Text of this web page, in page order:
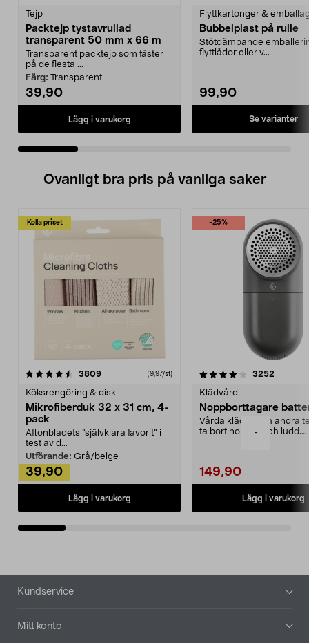
-
Tejp
Packtejp tystavrullad
transparent 50 mm x 66 m
Transparent packtejp som fäster
på de flesta ...
Färg: Transparent
39,90
Lägg i varukorg
Flyttkartonger &
Bubbelplast på rulle
Stötdämpande
flyttlådor eller v...
99,90
Se varianter
Ovanligt bra pris på vanliga saker
Kolla priset
3809recensioner (9,97/st)
Köksrengöring & disk
Mikrofiberduk 32 x 31 cm, 4-
pack
Aftonbladets "självklara favorit” i
test av d...
Utförande: Grå/beige
39,90
Lägg i varukorg
-25%
4.0av 5 stjärnor 3252
Klädvård
Noppborttagare
Vårda kläder och andra
ta bort noppor och ludd.
149,90
Lägg i varukorg
4.5av 5 stjärnor
Sidfot
Kundservice
Mitt konto